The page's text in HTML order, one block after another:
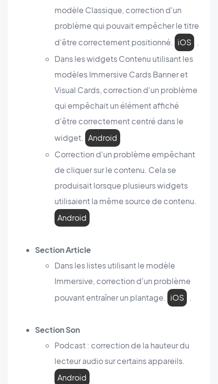
modèle Classique, correction d'un
problème qui pouvait empêcher le titre
d'être correctement positionné. iOS
.
Dans les widgets Contenu utilisant les
modèles Immersive Cards Banner et
Visual Cards, correction d'un problème
qui empêchait un élément affiché
d'être correctement centré dans le
widget. Android
Correction d'un problème empêchant
de cliquer sur le contenu. Cela se
produisait lorsque plusieurs widgets
utilisaient la même source de contenu.
Android
Section Article
Dans les listes utilisant le modèle
Immersive, correction d'un problème
pouvant entraîner un plantage. iOS .
Section Son
Podcast : correction de la hauteur du
lecteur audio sur certains appareils.
Android